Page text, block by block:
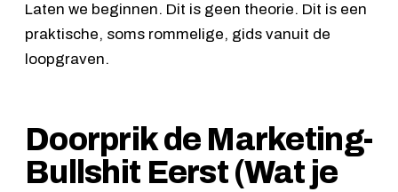
Laten we beginnen. Dit is geen theorie. Dit is een
praktische, soms rommelige, gids vanuit de
loopgraven.
Doorprik de Marketing-
Bullshit Eerst (Wat je